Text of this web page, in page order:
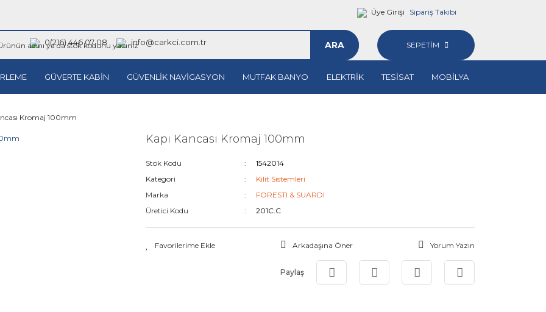
Üye Girişi Sipariş Takibi
0(216) 446 07 08 info@carkci.com.tr ARA SEPETİM
GÜVERTE KABİN GÜVENLİK NAVİGASYON MUTFAK BANYO ELEKTRİK TESİSAT MOBİLYA
Kromaj 100mm
Kapı Kancası Kromaj 100mm
Stok Kodu
1542014
Kategori
Kilit Sistemleri
Marka
FORESTI & SUARDI
Üretici Kodu
201C.C
Arkadaşına Öner Yorum Yazın
Paylaş